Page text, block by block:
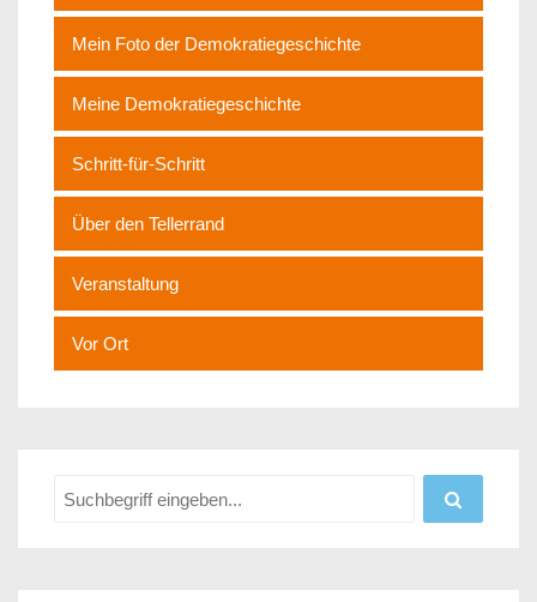
Mein Foto der Demokratiegeschichte
Meine Demokratiegeschichte
Schritt-für-Schritt
Über den Tellerrand
Veranstaltung
Vor Ort